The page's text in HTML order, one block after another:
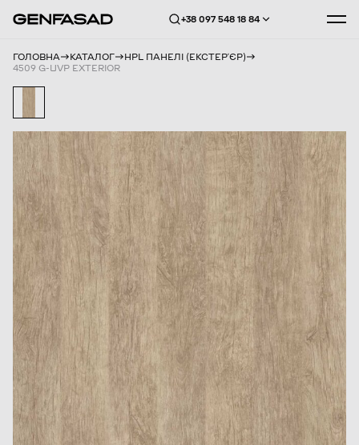
+38 097 548 18 84
ГОЛОВНА КАТАЛОГ
HPL ПАНЕЛІ (ЕКСТЕРʼЄР)
4509 G-UVP EXTERIOR